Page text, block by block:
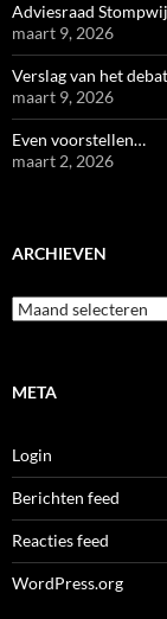
Adviesraad
maart 9, 2026
Verslag van het
maart 9, 2026
Even voorstellen…
maart 2, 2026
ARCHIEVEN
Archieven
META
Login
Berichten feed
Reacties feed
WordPress.org